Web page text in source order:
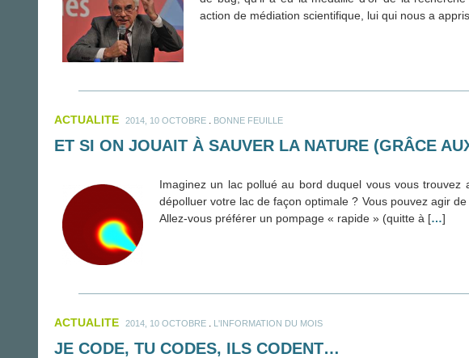
action de médiation scientifique, lui qui nous a
ACTUALITE 2014, 10 OCTOBRE BONNE FEUILLE
ET SI ON JOUAIT À SAUVER LA NATURE (GRÂCE
Imaginez un lac pollué au bord duquel vous vous
dépolluer votre lac de façon optimale ? Vous pouvez agir
Allez-vous préférer un pompage « rapide » (quitte à […]
ACTUALITE 2014, 10 OCTOBRE L'INFORMATION DU MOIS
JE CODE, TU CODES, ILS CODENT…